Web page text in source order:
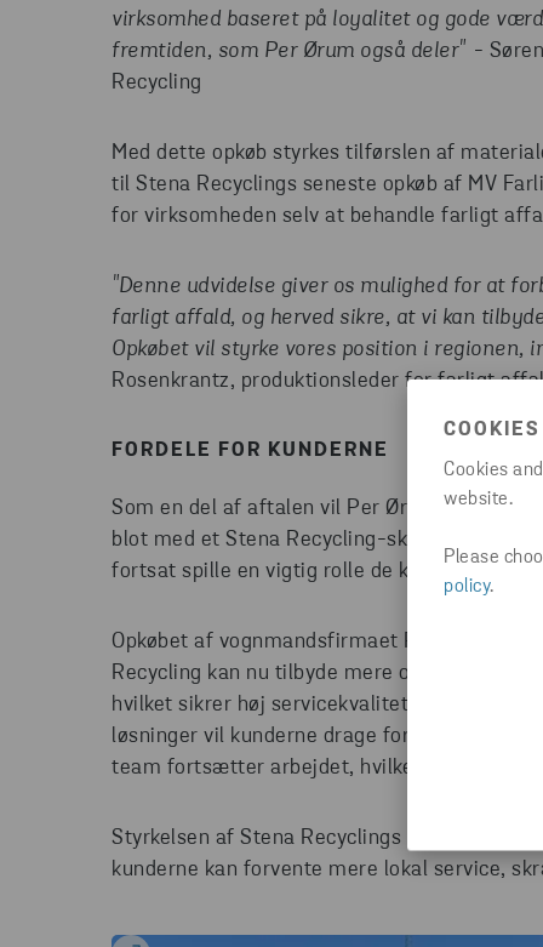
COOKIES
Cookies
website.
Please
policy.
virksomhed baseret på loyalitet og gode
fremtiden, som Per Ørum også deler" -
Recycling
Med dette opkøb styrkes tilførslen af
til Stena Recyclings seneste opkøb af MV
for virksomheden selv at behandle farligt
"Denne udvidelse giver os mulighed for at
farligt affald, og herved sikre, at vi kan
Opkøbet vil styrke vores position i regionen,
Rosenkrantz, produktionsleder for farligt
FORDELE FOR KUNDERNE
Som en del af aftalen vil Per Ørum og hans
blot med et Stena Recycling-skilt uden på
fortsat spille en vigtig rolle de kommende tre
Opkøbet af vognmandsfirmaet Per Ørum
Recycling kan nu tilbyde mere omfattende
hvilket sikrer høj servicekvalitet. Med Stena
løsninger vil kunderne drage fordel af
team fortsætter arbejdet, hvilket giver
Styrkelsen af Stena Recyclings
kunderne kan forvente mere lokal service,